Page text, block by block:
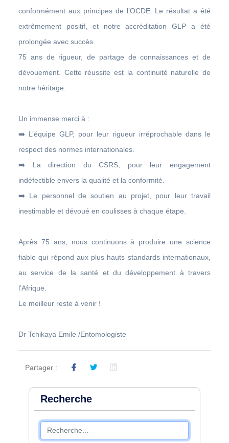
conformément aux principes de l’OCDE. Le résultat a été
extrêmement positif, et notre accréditation GLP a été
prolongée avec succès.
75 ans de rigueur, de partage de connaissances et de
dévouement. Cette réussite est la continuité naturelle de
notre héritage.
Un immense merci à :
➡️ L’équipe GLP, pour leur rigueur irréprochable dans le
respect des normes internationales.
➡️ La direction du CSRS, pour leur engagement
indéfectible envers la qualité et la conformité.
➡️ Le personnel de soutien au projet, pour leur travail
inestimable et dévoué en coulisses à chaque étape.
Après 75 ans, nous continuons à produire une science
fiable qui répond aux plus hauts standards internationaux,
au service de la santé et du développement à travers
l’Afrique.
Le meilleur reste à venir !
Dr Tchikaya Emile /Entomologiste
Partager :
Recherche